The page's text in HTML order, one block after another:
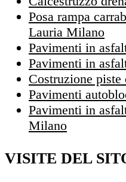
Posa rampa
Lauria Milano
Pavimenti in
Pavimenti in
Costruzione
Pavimenti
Pavimenti in
Milano
VISITE DEL